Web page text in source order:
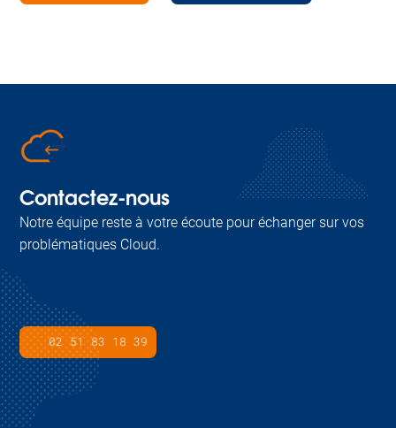
Contactez-nous
Notre équipe reste à votre écoute pour échanger sur vos
problématiques Cloud.
02 51 83 18 39